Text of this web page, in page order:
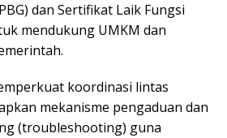
dan Sertifikat Laik Fungsi
mendukung UMKM dan
koordinasi lintas
mekanisme pengaduan dan
(troubleshooting) guna